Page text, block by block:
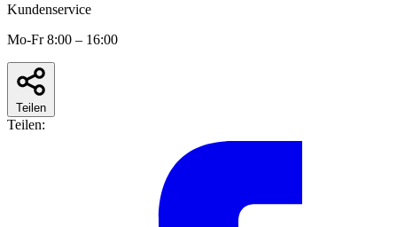
Kundenservice
Mo-Fr 8:00 – 16:00
Teilen
Teilen: